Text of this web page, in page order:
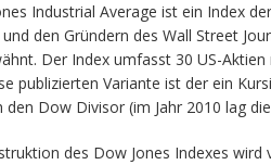
Industrial Average ist ein Index
den Gründern des Wall Street
Der Index umfasst 30 US-
publizierten Variante ist der ein
den Dow Divisor (im Jahr 2010 lag
des Dow Jones Indexes